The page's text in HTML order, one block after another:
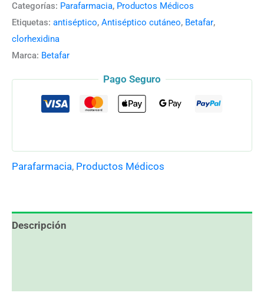
Categorías: Parafarmacia, Productos Médicos
Etiquetas: antiséptico, Antiséptico cutáneo, Betafar,
clorhexidina
Marca: Betafar
Pago Seguro
Parafarmacia, Productos Médicos
Descripción